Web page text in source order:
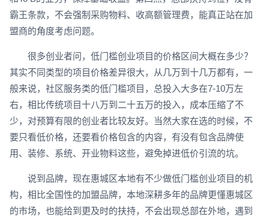
霸王条款，不会强制采购物料、收高额管理费，能真正站在加
盟商的角度考虑问题。
很多创业者问，低门槛创业项目的价格区间大概在多少？
其实不同类型的项目价格差异很大，从几万到十几万都有，一
般来说，社区服务类的低门槛项目，总投入大多在7-10万左
右，相比传统项目十八万到二十五万的投入，成本压缩了不
少，对预算有限的创业者比较友好。当然大家在选的时候，不
要只看低价格，还要看价格包含的内容，有没有包含品牌使
用、装修、系统、开业物料这些，避免掉进低价引流的坑。
说到品牌，现在惠城区本地有不少做低门槛创业项目的机
构，相比全国性的加盟品牌，本地深耕多年的品牌更懂惠城区
的市场，也能给到更及时的扶持，不会出现总部在外地，遇到